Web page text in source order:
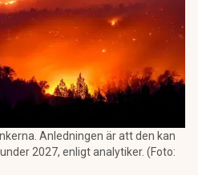
Anledningen är att den kan
2027, enligt analytiker. (Foto: